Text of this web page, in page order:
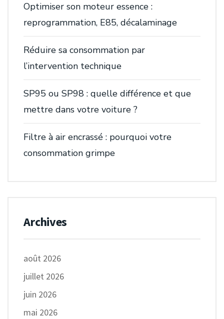
Optimiser son moteur essence :
reprogrammation, E85, décalaminage
Réduire sa consommation par
l’intervention technique
SP95 ou SP98 : quelle différence et que
mettre dans votre voiture ?
Filtre à air encrassé : pourquoi votre
consommation grimpe
Archives
août 2026
juillet 2026
juin 2026
mai 2026